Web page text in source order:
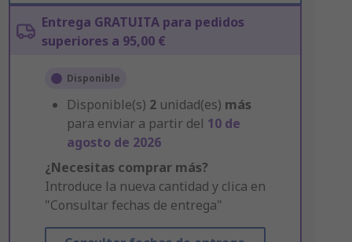
Entrega GRATUITA para pedidos
superiores a 95,00 €
Disponible
Disponible(s) 2 unidad(es) más
para enviar a partir del 10 de
agosto de 2026
¿Necesitas comprar más?
Introduce la nueva cantidad y clica en
"Consultar fechas de entrega"